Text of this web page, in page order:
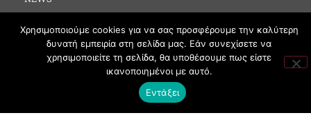
ΧΡΗΣΙΜΑ
Χρησιμοποιούμε cookies για να σας προσφέρουμε την καλύτερη
δυνατή εμπειρία στη σελίδα μας. Εάν συνεχίσετε να
χρησιμοποιείτε τη σελίδα, θα υποθέσουμε πως είστε
ικανοποιημένοι με αυτό.
Εντάξει